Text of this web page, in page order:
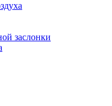
заслонки